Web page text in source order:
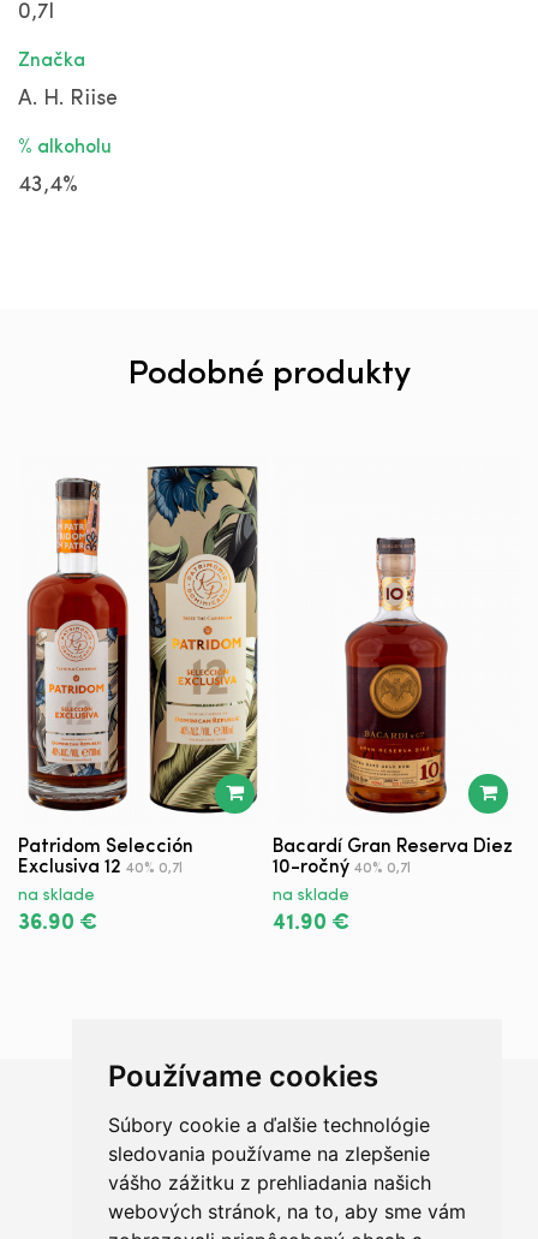
Používame cookies
Súbory cookie a ďalšie technológie
sledovania používame na zlepšenie
vášho zážitku z prehliadania našich
webových stránok, na to, aby sme vám
0,7l
Značka
A. H. Riise
% alkoholu
43,4%
Podobné produkty
Patridom Selección
Exclusiva 12 40% 0,7l
na sklade
36.90 €
Bacardí Gran Reserva Diez
10-ročný 40% 0,7l
na sklade
41.90 €
Chceš sa radšej porozprávať?